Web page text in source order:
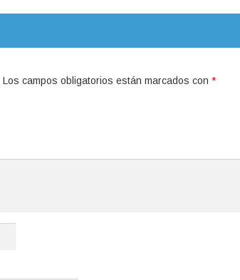
Los campos obligatorios están marcados con *